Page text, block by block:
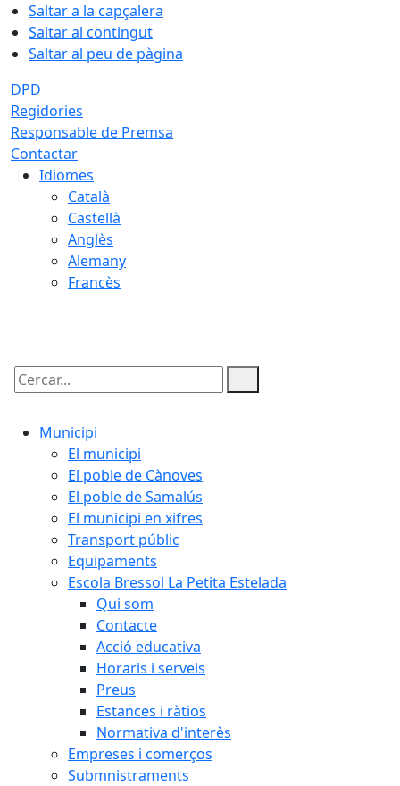
Saltar a la capçalera
Saltar al contingut
Saltar al peu de pàgina
DPD
Regidories
Responsable de Premsa
Contactar
Idiomes
Català
Castellà
Anglès
Alemany
Francès
Cercar:
Municipi
El municipi
El poble de Cànoves
El poble de Samalús
El municipi en xifres
Transport públic
Equipaments
Escola Bressol La Petita Estelada
Qui som
Contacte
Acció educativa
Horaris i serveis
Preus
Estances i ràtios
Normativa d'interès
Empreses i comerços
Submnistraments